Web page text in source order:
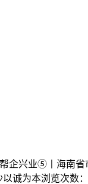
企兴业⑤丨海南省
以诚为本浏览次数：